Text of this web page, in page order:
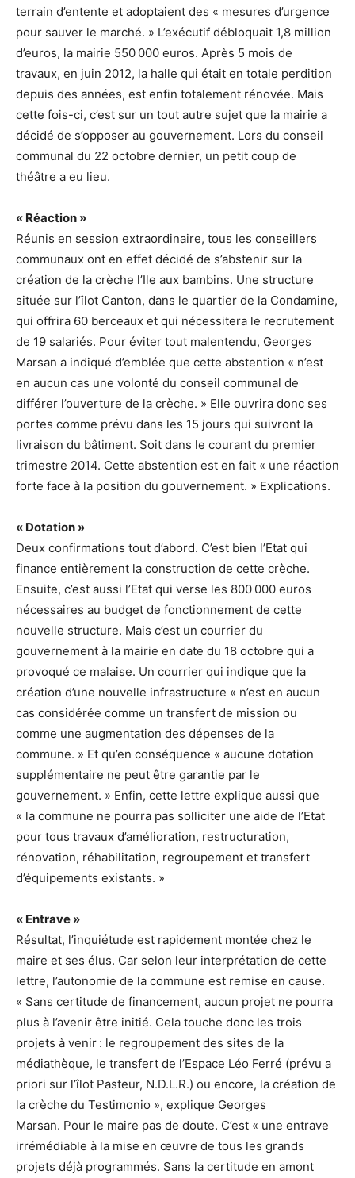
terrain d’entente et adoptaient des « mesures d’urgence
pour sauver le marché. » L’exécutif débloquait 1,8 million
d’euros, la mairie 550 000 euros. Après 5 mois de
travaux, en juin 2012, la halle qui était en totale perdition
depuis des années, est enfin totalement rénovée. Mais
cette fois-ci, c’est sur un tout autre sujet que la mairie a
décidé de s’opposer au gouvernement. Lors du conseil
communal du 22 octobre dernier, un petit coup de
théâtre a eu lieu.
« Réaction »
Réunis en session extraordinaire, tous les conseillers
communaux ont en effet décidé de s’abstenir sur la
création de la crèche l’Ile aux bambins. Une structure
située sur l’îlot Canton, dans le quartier de la Condamine,
qui offrira 60 berceaux et qui nécessitera le recrutement
de 19 salariés. Pour éviter tout malentendu, Georges
Marsan a indiqué d’emblée que cette abstention « n’est
en aucun cas une volonté du conseil communal de
différer l’ouverture de la crèche. » Elle ouvrira donc ses
portes comme prévu dans les 15 jours qui suivront la
livraison du bâtiment. Soit dans le courant du premier
trimestre 2014. Cette abstention est en fait « une réaction
forte face à la position du gouvernement. » Explications.
« Dotation »
Deux confirmations tout d’abord. C’est bien l’Etat qui
finance entièrement la construction de cette crèche.
Ensuite, c’est aussi l’Etat qui verse les 800 000 euros
nécessaires au budget de fonctionnement de cette
nouvelle structure. Mais c’est un courrier du
gouvernement à la mairie en date du 18 octobre qui a
provoqué ce malaise. Un courrier qui indique que la
création d’une nouvelle infrastructure « n’est en aucun
cas considérée comme un transfert de mission ou
comme une augmentation des dépenses de la
commune. » Et qu’en conséquence « aucune dotation
supplémentaire ne peut être garantie par le
gouvernement. » Enfin, cette lettre explique aussi que
« la commune ne pourra pas solliciter une aide de l’Etat
pour tous travaux d’amélioration, restructuration,
rénovation, réhabilitation, regroupement et transfert
d’équipements existants. »
« Entrave »
Résultat, l’inquiétude est rapidement montée chez le
maire et ses élus. Car selon leur interprétation de cette
lettre, l’autonomie de la commune est remise en cause.
« Sans certitude de financement, aucun projet ne pourra
plus à l’avenir être initié. Cela touche donc les trois
projets à venir : le regroupement des sites de la
médiathèque, le transfert de l’Espace Léo Ferré (prévu a
priori sur l’îlot Pasteur, N.D.L.R.) ou encore, la création de
la crèche du Testimonio », explique Georges
Marsan. Pour le maire pas de doute. C’est « une entrave
irrémédiable à la mise en œuvre de tous les grands
projets déjà programmés. Sans la certitude en amont